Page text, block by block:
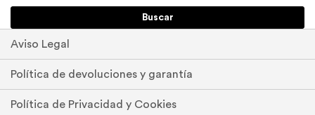
Buscar
Aviso Legal
Política de devoluciones y garantía
Política de Privacidad y Cookies